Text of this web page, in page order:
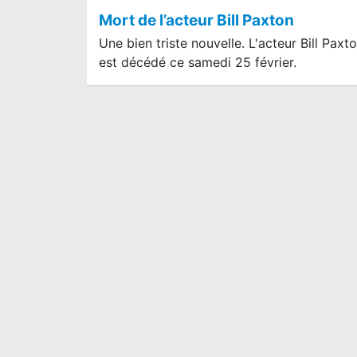
Mort de l’acteur Bill Paxton
Une bien triste nouvelle. L'acteur Bill
est décédé ce samedi 25 février.